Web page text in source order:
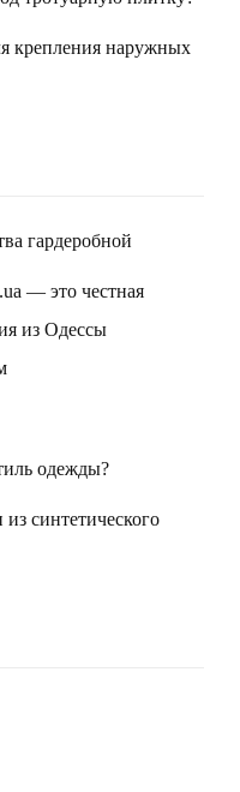
крепления наружных
гардеробной
— это честная
из Одессы
одежды?
синтетического